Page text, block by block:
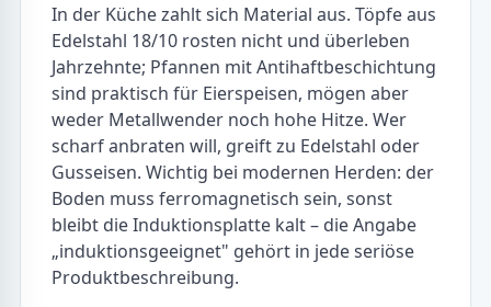
In der Küche zahlt sich Material aus. Töpfe aus
Edelstahl 18/10 rosten nicht und überleben
Jahrzehnte; Pfannen mit Antihaftbeschichtung
sind praktisch für Eierspeisen, mögen aber
weder Metallwender noch hohe Hitze. Wer
scharf anbraten will, greift zu Edelstahl oder
Gusseisen. Wichtig bei modernen Herden: der
Boden muss ferromagnetisch sein, sonst
bleibt die Induktionsplatte kalt – die Angabe
„induktionsgeeignet" gehört in jede seriöse
Produktbeschreibung.